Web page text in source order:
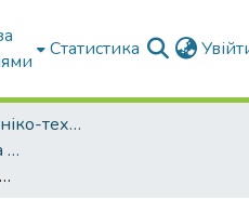
Статистика
Факультет Механіко-технологічний
Кафедра Експлуатації та технічного сервісу машин
Розподіл енергії в процесі тертя і зношування поверхонь деталей вузлів і агрегатів